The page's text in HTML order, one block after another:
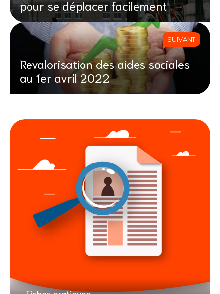
pour se déplacer facilement
SUIVANT
Revalorisation des aides sociales
au 1er avril 2022